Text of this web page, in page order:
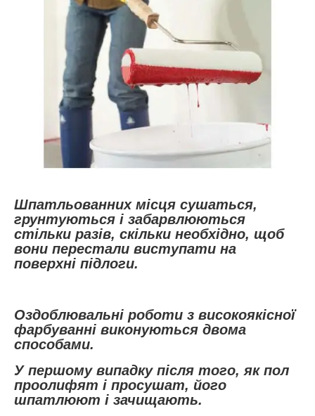
Шпатльованних місця сушаться,
грунтуються і забарвлюються
стільки разів, скільки необхідно, щоб
вони перестали виступати на
поверхні підлоги.
Оздоблювальні роботи з високоякісної
фарбуванні виконуються двома
способами.
У першому випадку після того, як пол
проолифят і просушат, його
шпатлюют і зачищають.